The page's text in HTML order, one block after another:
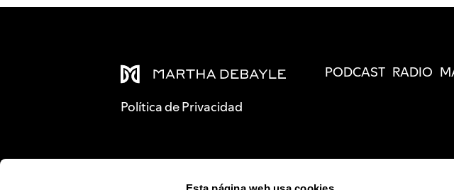
Política de Privacidad
PODCAST RADIO